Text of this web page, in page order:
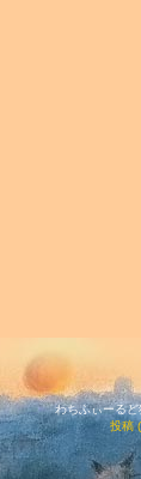
わちふぃーる
投稿